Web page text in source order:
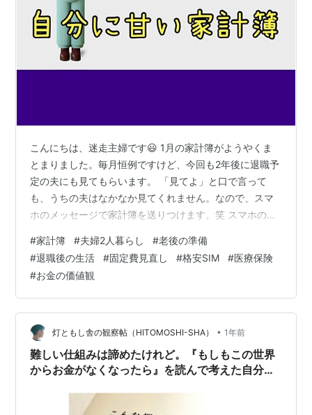
こんにちは、迷走主婦です😃 1月の家計簿がようやくま
とまりました。毎月恒例ですけど、今回も2年後に退職予
定の夫にも見てもらいます。 「見てよ」と口で言って
も、うちの夫はなかなか見てくれません。なので、スマ
ホのメッセージで家計簿を送りつけます。笑 スマホの着
ン♪の方が早いわけですよ。夫の性格を逆手にとってま
す。 最近よくネット記事で読んでしまいます。「老後破
産を防ぐには」とか「こんなはずじゃなかった退職後の
極貧生活」とか。煽り記事だとは思いつつも、知ってお
くことは大事だなと。 家計管理は私がやっているけど、
認識は夫婦2人で共有しておかないと意味が…
#家計簿 #夫婦2人暮らし #老後の準備
#退職後の生活 #固定費見直し #格安SIM #医療保険
#お金の価値観
灯ともし舎の観察帖（HITOMOSHI-SHA） • 1年前
難しい仕組みは諦めたけれど。『もしもこの世界
からお金がなくなったら』を読んで考えた自分の